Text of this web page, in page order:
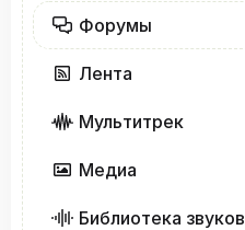
Форумы
Лента
Мультитрек
Медиа
Библиотека звуков